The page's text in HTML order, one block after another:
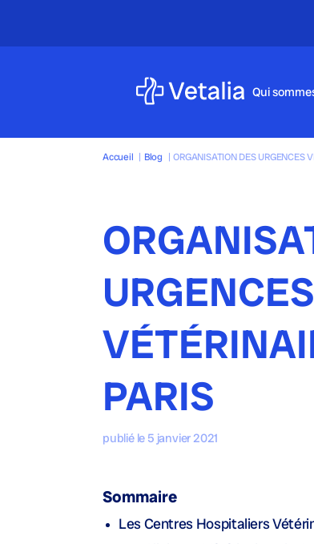
Qui
Accueil | Blog | ORGANISATION DES URGENCES
URGENCES
PARIS
publié le 5 janvier 2021
Sommaire
Les Centres Hospitaliers